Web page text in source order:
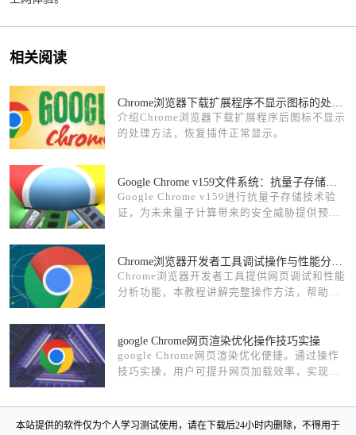
相关阅读
Chrome浏览器下载扩展程序不显示图标的处理方法
介绍Chrome浏览器下载扩展程序后图标不显示
的处理方法，恢复插件正常显示。
Google Chrome v159文件系统：抗量子存储技术验证
Google Chrome v159进行抗量子存储技术验
证，为未来量子计算带来的安全威胁提供预
Chrome浏览器开发者工具调试操作与性能分析完整方法
Chrome浏览器开发者工具提供网页调试和性能
分析功能，本教程讲解完整操作方法，帮助用
google Chrome网页渲染优化操作技巧实操
google Chrome网页渲染优化便捷。通过操作
技巧实操，用户可提升网页加载效率，实现流
本站提供的软件仅为个人学习测试使用，请在下载后24小时内删除，不得用于